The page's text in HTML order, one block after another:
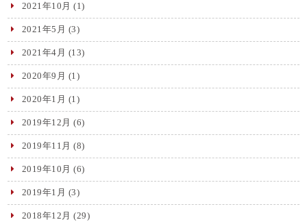
2021年10月 (1)
2021年5月 (3)
2021年4月 (13)
2020年9月 (1)
2020年1月 (1)
2019年12月 (6)
2019年11月 (8)
2019年10月 (6)
2019年1月 (3)
2018年12月 (29)